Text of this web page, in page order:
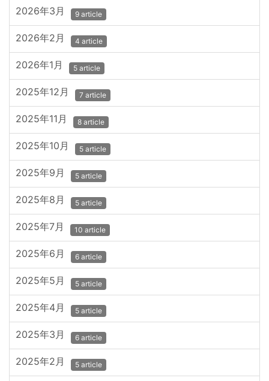
2026年3月 9 article
2026年2月 4 article
2026年1月 5 article
2025年12月 7 article
2025年11月 8 article
2025年10月 5 article
2025年9月 5 article
2025年8月 5 article
2025年7月 10 article
2025年6月 6 article
2025年5月 5 article
2025年4月 5 article
2025年3月 6 article
2025年2月 5 article